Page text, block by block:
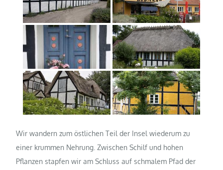
Wir wandern zum östlichen Teil der Insel wiederum zu
einer krummen Nehrung. Zwischen Schilf und hohen
Pflanzen stapfen wir am Schluss auf schmalem Pfad der